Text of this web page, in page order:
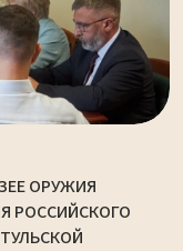
ОРУЖИЯ
РОССИЙСКОГО